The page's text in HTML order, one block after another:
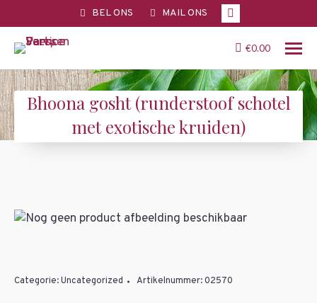
BEL ONS MAIL ONS
page
opens
in
new
window
€0.00
Bhoona gosht (runderstoof schotel
met exotische kruiden)
You are here:
Categorie:Uncategorized Artikelnummer:02570